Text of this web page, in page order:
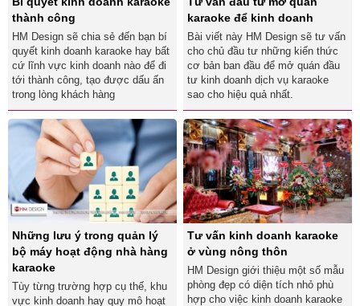
thành công
HM Design sẽ chia sẻ đến bạn bí
quyết kinh doanh karaoke hay bất
cứ lĩnh vực kinh doanh nào để đi
tới thành công, tạo được dấu ấn
trong lòng khách hàng
karaoke để kinh doanh
Bài viết này HM Design sẽ tư vấn
cho chủ đầu tư những kiến thức
cơ bản ban đầu để mở quán đầu
tư kinh doanh dịch vụ karaoke
sao cho hiệu quả nhất.
Những lưu ý trong quản lý
bộ máy hoạt động nhà hàng
karaoke
Tùy từng trường hợp cụ thế, khu
vực kinh doanh hay quy mô hoạt
Tư vấn kinh doanh karaoke
ở vùng nông thôn
HM Design giới thiệu một số mẫu
phòng đẹp có diện tích nhỏ phù
hợp cho việc kinh doanh karaoke